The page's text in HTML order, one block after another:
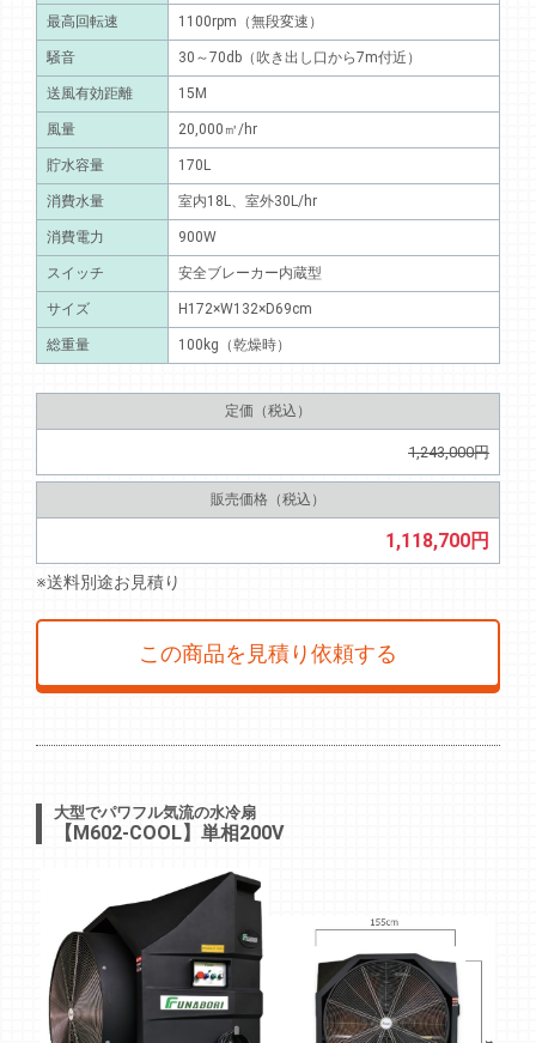
最高回転速 1100rpm（無段変速）
騒音 30～70db（吹き出し口から7m付近）
送風有効距離 15M
風量 20,000㎥/hr
貯水容量 170L
消費水量 室内18L、室外30L/hr
消費電力 900W
スイッチ 安全ブレーカー内蔵型
サイズ H172×W132×D69cm
総重量 100kg（乾燥時）
定価（税込）
1,243,000円
販売価格（税込）
1,118,700円
※送料別途お見積り
この商品を見積り依頼する
大型でパワフル気流の水冷扇
【M602-COOL】単相200V